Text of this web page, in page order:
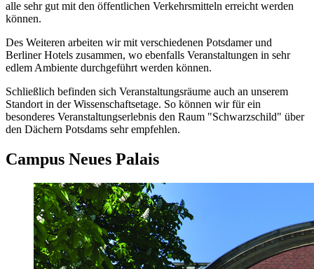
alle sehr gut mit den öffentlichen Verkehrsmitteln erreicht werden
können.
Des Weiteren arbeiten wir mit verschiedenen Potsdamer und
Berliner Hotels zusammen, wo ebenfalls Veranstaltungen in sehr
edlem Ambiente durchgeführt werden können.
Schließlich befinden sich Veranstaltungsräume auch an unserem
Standort in der Wissenschaftsetage. So können wir für ein
besonderes Veranstaltungserlebnis den Raum "Schwarzschild" über
den Dächern Potsdams sehr empfehlen.
Campus Neues Palais